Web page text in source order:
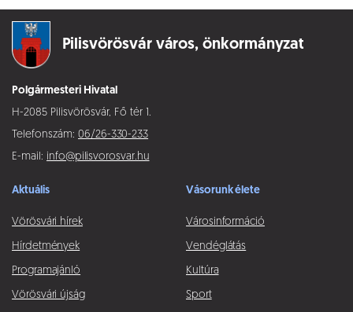
Pilisvörösvár város, önkormányzat
Polgármesteri Hivatal
H-2085 Pilisvörösvár, Fő tér 1.
Telefonszám: 06/26-330-233
E-mail: info@pilisvorosvar.hu
Aktuális
Vörösvári hírek
Hírdetmények
Programajánló
Vörösvári újság
Vásorunk élete
Városinformáció
Vendéglátás
Kultúra
Sport